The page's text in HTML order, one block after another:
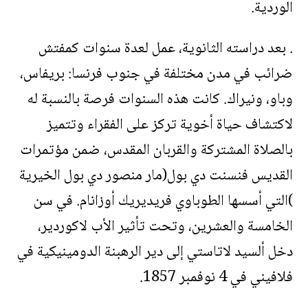
الوردية.
. بعد دراسته الثانوية، عمل لعدة سنوات كمفتش
ضرائب في مدن مختلفة في جنوب فرنسا: بريفاس،
وباو، ونيراك. كانت هذه السنوات فرصة بالنسبة له
لاكتشاف حياة أخوية تركز على الفقراء وتتميز
بالصلاة المشتركة والقربان المقدس، ضمن مؤتمرات
القديس فنسنت دي بول(مار منصور دي بول الخيرية
)التي أسسها الطوباوي فريديريك أوزانام. في سن
الخامسة والعشرين، وتحت تأثير الأب لاكوردير،
دخل ألسيد لاتاستي إلى دير الرهبنة الدومينيكية في
فلافيني في 4 نوفمبر 1857.